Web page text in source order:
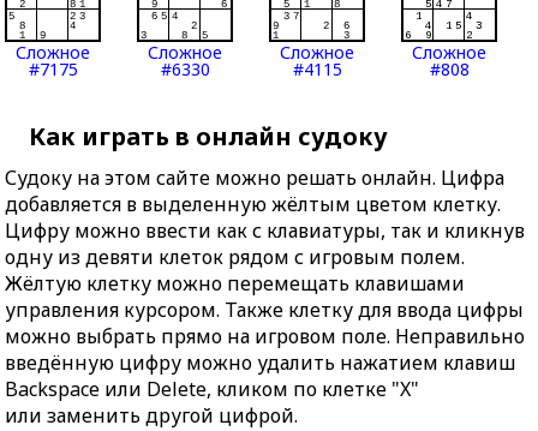
Сложное
#7175
Сложное
#6330
Сложное
#4115
Сложное
#808
Как играть в онлайн судоку
Судоку на этом сайте можно решать онлайн. Цифра
добавляется в выделенную жёлтым цветом клетку.
Цифру можно ввести как с клавиатуры, так и кликнув
одну из девяти клеток рядом с игровым полем.
Жёлтую клетку можно перемещать клавишами
управления курсором. Также клетку для ввода цифры
можно выбрать прямо на игровом поле. Неправильно
введённую цифру можно удалить нажатием клавиш
Backspace или Delete, кликом по клетке "X"
или заменить другой цифрой.